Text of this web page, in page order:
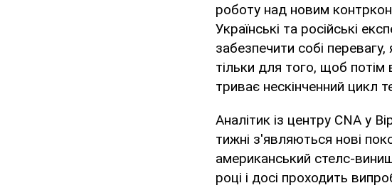
роботу над новим
Українські та російські
забезпечити собі
тільки для того, щоб
триває нескінченний цикл
Аналітик із центру CNA у
тижні з'являються нові
американський стелс-
році і досі проходить